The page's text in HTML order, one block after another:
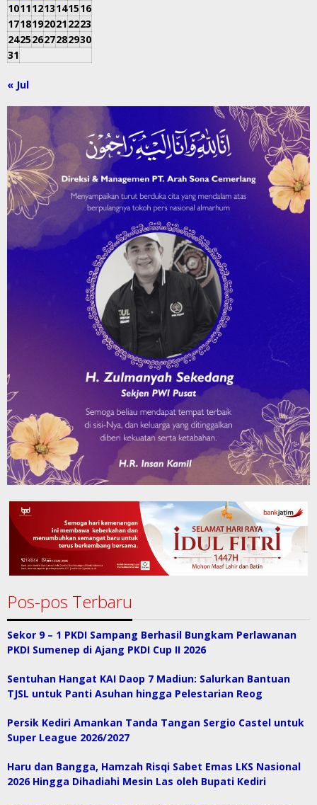
10111213141516
17181920212223
24252627282930
31
« Jul
Pos-pos Terbaru
Sekor 9 – 1 PKDI Sampang Berhasil Bungkam Perlawanan
PKDI Sumenep di Ajang PKDI Cup II 2026
Sentuhan Hangat KAI Daop 7 Madiun: Salurkan Bantuan
TJSL untuk Panti Asuhan hingga Pelestarian Reog
Persik Kediri Amankan Tanda Tangan Sergio Castel untuk
Super League 2026/2027
Haru dan Bangga, Hamzah Risqi Sabet Emas LKS Nasional
2026 Hingga Dihadiahi Mesin Las oleh Bupati Kediri